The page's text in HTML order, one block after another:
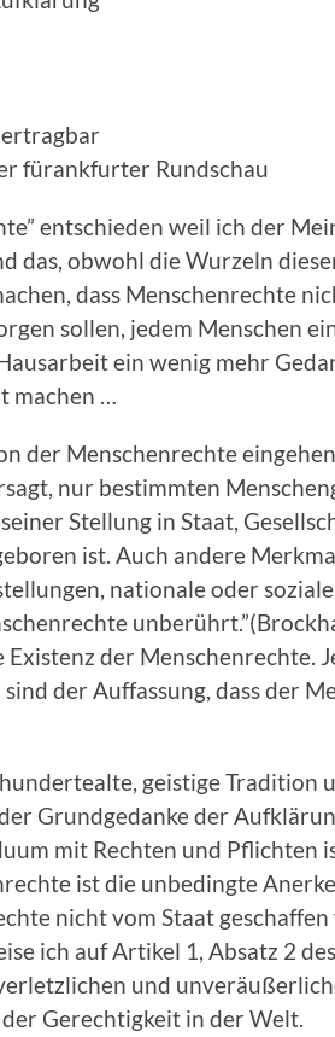
fürankfurter Rundschau
entschieden weil ich der
das, obwohl die Wurzeln
dass Menschenrechte
sollen, jedem Menschen
ein wenig mehr
machen …
der Menschenrechte
nur bestimmten
Stellung in Staat,
ist. Auch andere
nationale oder
der Menschenrechte.
der Auffassung, dass der
geistige Tradition
Grundgedanke der
mit Rechten und Pflichten
ist die unbedingte
nicht vom Staat
ich auf Artikel 1, Absatz 2
und
Gerechtigkeit in der Welt.